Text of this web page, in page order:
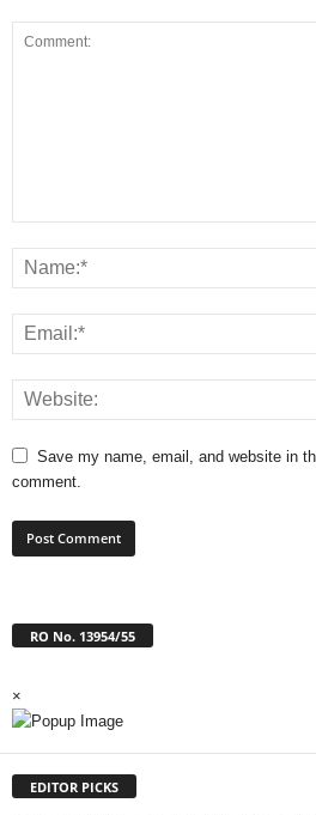
Save my name, email, and website in
comment.
RO No. 13954/55
×
EDITOR PICKS